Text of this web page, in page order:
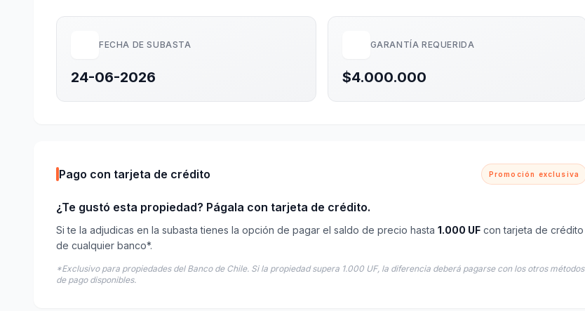
FECHA DE SUBASTA
24-06-2026
GARANTÍA REQUERIDA
$4.000.000
Pago con tarjeta de crédito Promoción exclusiva
¿Te gustó esta propiedad? Págala con tarjeta de crédito.
Si te la adjudicas en la subasta tienes la opción de pagar el saldo de precio hasta 1.000 UF con tarjeta de crédito
de cualquier banco*.
*Exclusivo para propiedades del Banco de Chile. Si la propiedad supera 1.000 UF, la diferencia deberá pagarse con los otros métodos
de pago disponibles.